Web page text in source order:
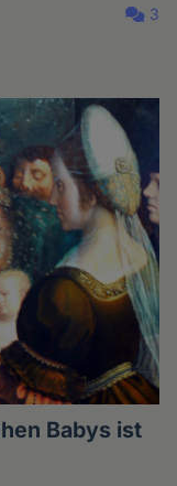
3
Babys ist